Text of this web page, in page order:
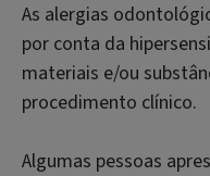
As alergias
por conta da
materiais e/ou
procedimento clínico.
Algumas pessoas